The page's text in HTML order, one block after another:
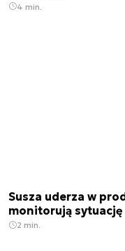
4 min.
Susza uderza w
monitorują sytuację
2 min.